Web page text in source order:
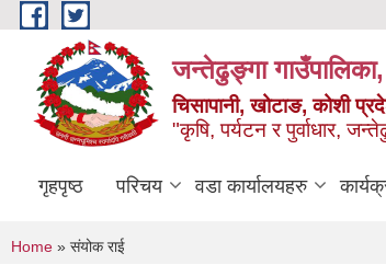
Skip to main content
जन्तेढुङ्गा गाउँपालिका,
चिसापानी, खोटाङ, कोशी
"कृषि, पर्यटन र पुर्वाधार,
गृहपृष्ठ परिचय वडा कार्यालयहरु
You are here
Home » संयोक राई